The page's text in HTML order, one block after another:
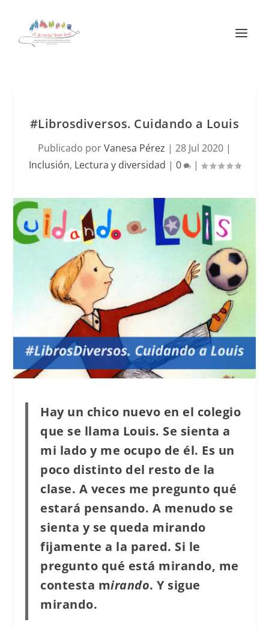
#Librosdiversos. Cuidando a Louis
Publicado porVanesa Pérez | 28 Jul 2020 |
Inclusión, Lectura y diversidad | 0 |
Hay un chico nuevo en el colegio
que se llama Louis. Se sienta a
mi lado y me ocupo de él. Es un
poco distinto del resto de la
clase. A veces me pregunto qué
estará pensando. A menudo se
sienta y se queda mirando
fijamente a la pared. Si le
pregunto qué está mirando, me
contesta mirando. Y sigue
mirando.